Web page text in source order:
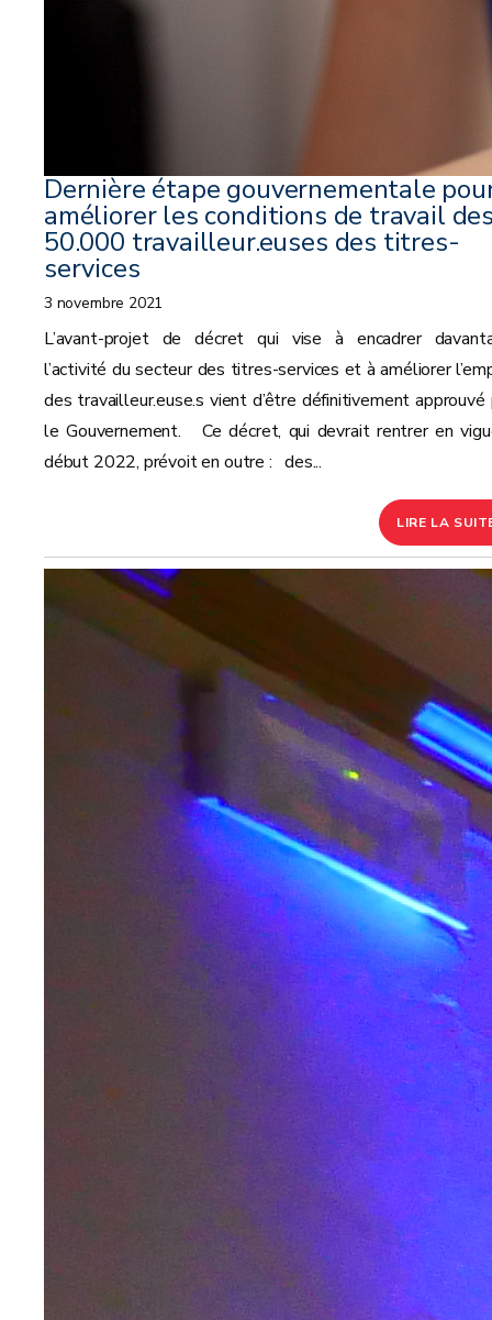
Dernière étape gouvernementale
améliorer les conditions de travail
50.000 travailleur.euses des titres-
services
3 novembre 2021
L’avant-projet de décret qui vise à encadrer
l’activité du secteur des titres-services et à améliorer
des travailleur.euse.s vient d’être définitivement approuvé
le Gouvernement. Ce décret, qui devrait rentrer en
début 2022, prévoit en outre : des...
LIRE LA